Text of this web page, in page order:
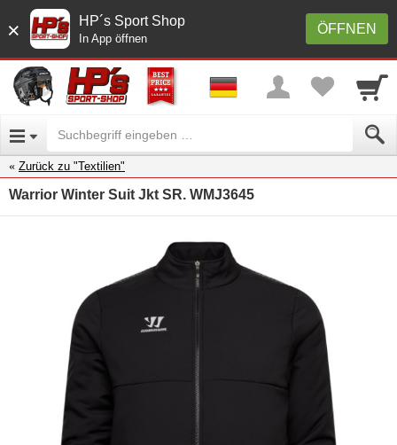
× ÖFFNEN
HP´s Sport Shop
In App öffnen
Zurück zu "Textilien"
Warrior Winter Suit Jkt SR. WMJ3645